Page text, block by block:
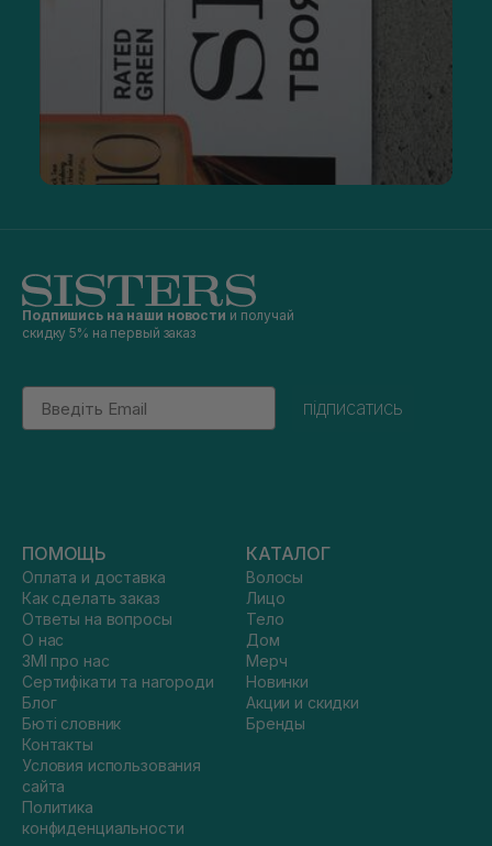
Подпишись на наши новости и получай
скидку 5% на первый заказ
Email
підписатись
ПОМОЩЬ
Оплата и доставка
Как сделать заказ
Ответы на вопросы
О нас
ЗМІ про нас
Сертифікати та нагороди
Блог
Бюті словник
Контакты
Условия использования
сайта
Политика
конфиденциальности
КАТАЛОГ
Волосы
Лицо
Тело
Дом
Мерч
Новинки
Акции и скидки
Бренды